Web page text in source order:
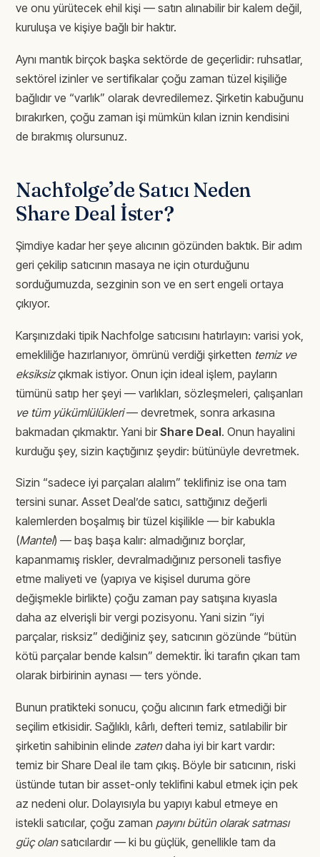
ve onu yürütecek ehil kişi — satın alınabilir bir kalem değil,
kuruluşa ve kişiye bağlı bir haktır.
Aynı mantık birçok başka sektörde de geçerlidir: ruhsatlar,
sektörel izinler ve sertifikalar çoğu zaman tüzel kişiliğe
bağlıdır ve “varlık” olarak devredilemez. Şirketin kabuğunu
bırakırken, çoğu zaman işi mümkün kılan iznin kendisini
de bırakmış olursunuz.
Nachfolge’de Satıcı Neden
Share Deal İster?
Şimdiye kadar her şeye alıcının gözünden baktık. Bir adım
geri çekilip satıcının masaya ne için oturduğunu
sorduğumuzda, sezginin son ve en sert engeli ortaya
çıkıyor.
Karşınızdaki tipik Nachfolge satıcısını hatırlayın: varisi yok,
emekliliğe hazırlanıyor, ömrünü verdiği şirketten temiz ve
eksiksizçıkmak istiyor. Onun için ideal işlem, payların
tümünü satıp her şeyi — varlıkları, sözleşmeleri, çalışanları
ve tüm yükümlülükleri— devretmek, sonra arkasına
bakmadan çıkmaktır. Yani bir Share Deal. Onun hayalini
kurduğu şey, sizin kaçtığınız şeydir: bütünüyle devretmek.
Sizin “sadece iyi parçaları alalım” teklifiniz ise ona tam
tersini sunar. Asset Deal’de satıcı, sattığınız değerli
kalemlerden boşalmış bir tüzel kişilikle — bir kabukla
(Mantel) — baş başa kalır: almadığınız borçlar,
kapanmamış riskler, devralmadığınız personeli tasfiye
etme maliyeti ve (yapıya ve kişisel duruma göre
değişmekle birlikte) çoğu zaman pay satışına kıyasla
daha az elverişli bir vergi pozisyonu. Yani sizin “iyi
parçalar, risksiz” dediğiniz şey, satıcının gözünde “bütün
kötü parçalar bende kalsın” demektir. İki tarafın çıkarı tam
olarak birbirinin aynası — ters yönde.
Bunun pratikteki sonucu, çoğu alıcının fark etmediği bir
seçilim etkisidir. Sağlıklı, kârlı, defteri temiz, satılabilir bir
şirketin sahibinin elinde zatendaha iyi bir kart vardır:
temiz bir Share Deal ile tam çıkış. Böyle bir satıcının, riski
üstünde tutan bir asset-only teklifini kabul etmek için pek
az nedeni olur. Dolayısıyla bu yapıyı kabul etmeye en
istekli satıcılar, çoğu zaman payını bütün olarak satması
güç olansatıcılardır — ki bu güçlük, genellikle tam da